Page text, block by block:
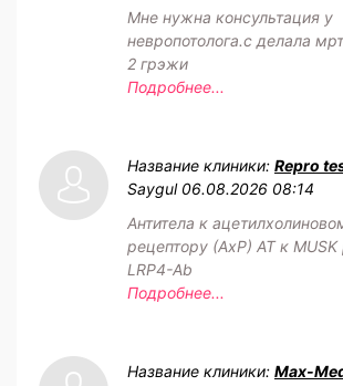
Мне нужна консультация у
невропотолога.с делала
2 грэжи
Подробнее...
Название клиники: Repro
Saygul 06.08.2026 08:14
Антитела к
рецептору (АхР) АТ к MUSK
LRP4-Ab
Подробнее...
Название клиники: Max-